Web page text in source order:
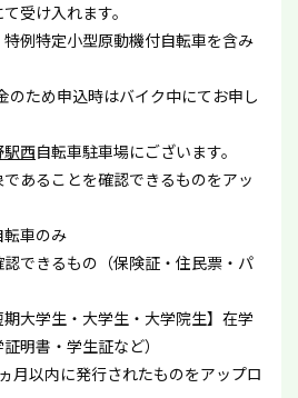
受け入れます。
例特定小型原動機付自転車を含み
のため申込時はバイク中にてお申し
駅西自転車駐車場にございます。
あることを確認できるものをアッ
車のみ
認できるもの（保険証・住民票・パ
期大学生・大学生・大学院生】在学
明書・学生証など）
月以内に発行されたものをアップロ